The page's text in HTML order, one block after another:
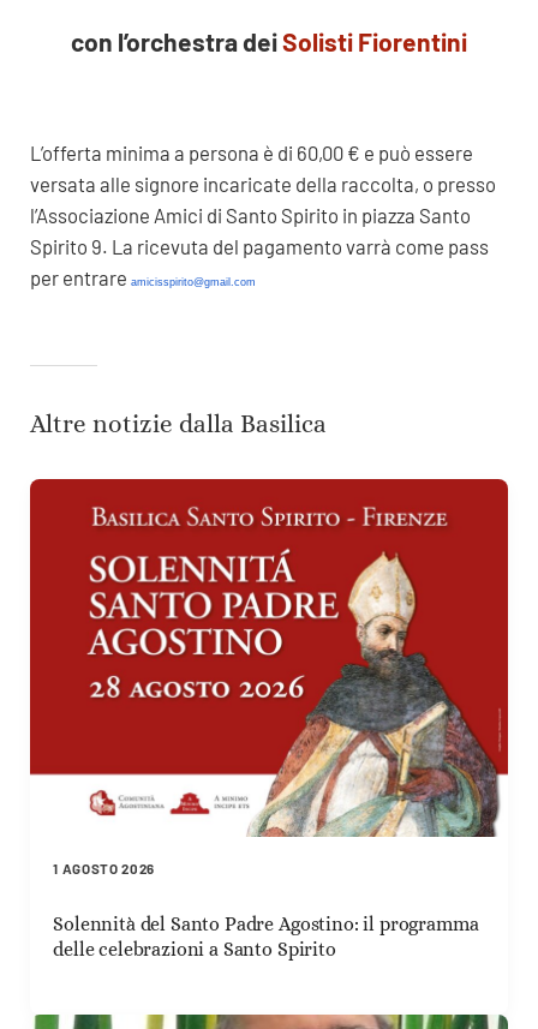
con l’orchestra deiSolisti Fiorentini
L’offerta minima a persona è di 60,00 € e può essere
versata alle signore incaricate della raccolta, o presso
l’Associazione Amici di Santo Spirito in piazza Santo
Spirito 9. La ricevuta del pagamento varrà come pass
per entrare amicisspirito@gmail.com
Altre notizie dalla Basilica
1 AGOSTO 2026
Solennità del Santo Padre Agostino: il programma
delle celebrazioni a Santo Spirito